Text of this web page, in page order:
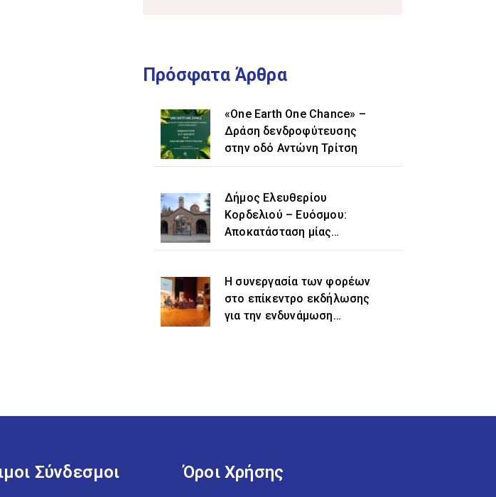
Πρόσφατα Άρθρα
«One Earth One Chance» –
Δράση δενδροφύτευσης
στην οδό Αντώνη Τρίτση
Δήμος Ελευθερίου
Κορδελιού – Ευόσμου:
Αποκατάσταση μίας
ιστορικής αδικίας η
«Ελευθέριο» στην
ονομασία του δήμου
Η συνεργασία των φορέων
στο επίκεντρο εκδήλωσης
για την ενδυνάμωση
Σύνδεσμοι Όροι Χρήσης